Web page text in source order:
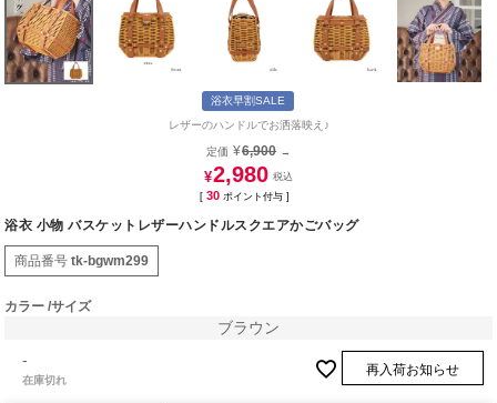
浴衣早割SALE
レザーのハンドルでお洒落映え♪
定価 ¥6,900 →
¥2,980
[ 30 ポイント付与 ]
浴衣 小物 バスケットレザーハンドルスクエアかごバッグ
商品番号 tk-bgwm299
カラー サイズ
ブラウン
-
在庫切れ
再入荷お知らせ